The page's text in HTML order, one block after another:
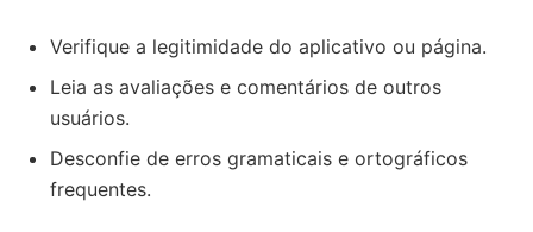
Verifique a legitimidade do aplicativo ou página.
Leia as avaliações e comentários de outros
usuários.
Desconfie de erros gramaticais e ortográficos
frequentes.